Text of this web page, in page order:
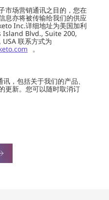
市场营销通讯之目的，您在
息亦将被传输给我们的供应
Inc.详细地址为美国加利
Island Blvd., Suite 200,
联系方式为
。
，包括关于我们的产品、
更新。您可以随时取消订